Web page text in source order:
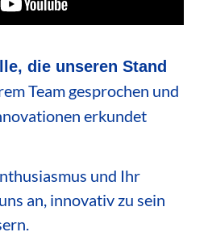
die unseren Stand
Team gesprochen und
erkundet
und Ihr
an, innovativ zu sein